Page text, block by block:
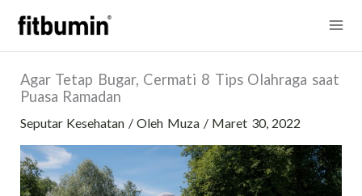
konten
Agar Tetap Bugar, Cermati 8 Tips Olahraga saat
Puasa Ramadan
Seputar Kesehatan / Oleh Muza / Maret 30, 2022